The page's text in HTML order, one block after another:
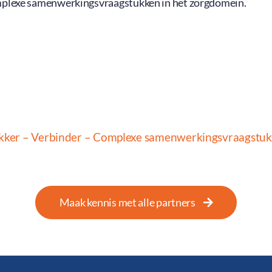
– Verbinder – Complexe
Maak kennis met alle partners